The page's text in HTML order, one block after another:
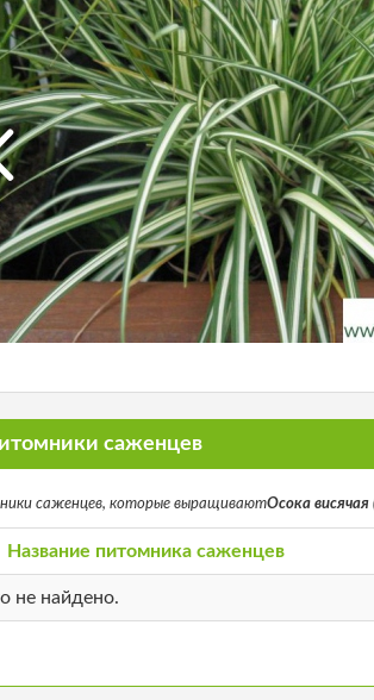
саженцев
саженцев, которые выращиваютОсока висячая
Название питомника саженцев
не найдено.